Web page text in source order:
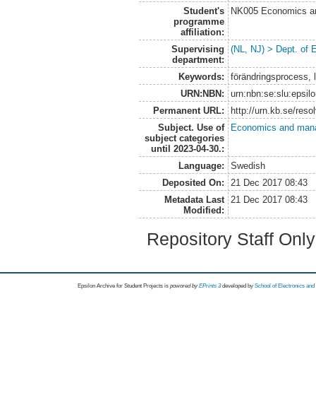
Student's
programme
affiliation:
NK005 Economics
Supervising
department:
(NL, NJ) > Dept. of
Keywords:
förändringsprocess,
URN:NBN:
Permanent URL:
http://urn.kb.se/
Subject. Use of
subject categories
until 2023-04-30.:
Economics and
Language:
Swedish
Deposited On:
21 Dec 2017 08:43
Metadata Last
Modified:
21 Dec 2017 08:43
Repository Staff
Epsilon Archive for Student Projects is powored byEPrints 3 developed by School of Electronics